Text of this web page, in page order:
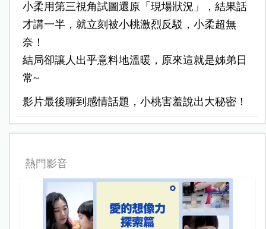
小柔用第三視角試圖還原「現場狀況」，結果話
才講一半，就立刻被小桃激烈反駁，小柔超無
奈！
結局卻讓人出乎意料地溫暖，原來這就是姊弟日
常~
影片最後聊到感情話題，小桃害羞說出大秘密！
熱門影音